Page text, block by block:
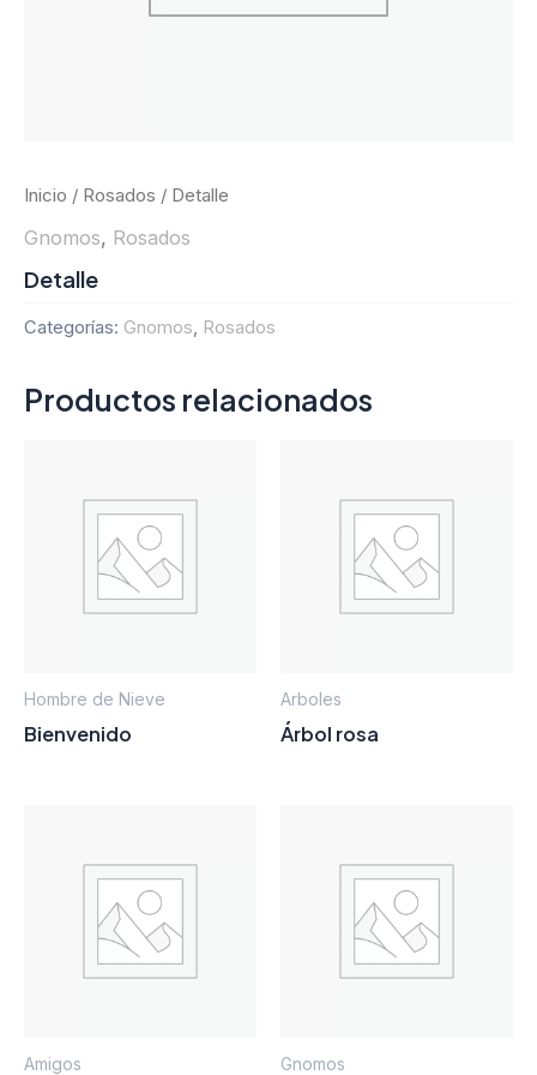
Inicio / Rosados / Detalle
Gnomos, Rosados
Detalle
Categorías: Gnomos, Rosados
Productos relacionados
Hombre de Nieve
Bienvenido
Arboles
Árbol rosa
Amigos Gnomos